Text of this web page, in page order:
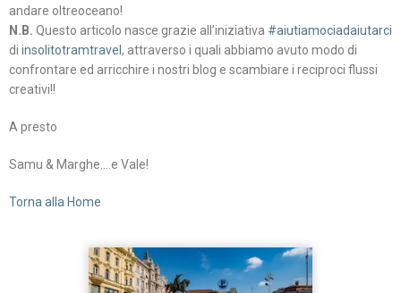
andare oltreoceano!
N.B. Questo articolo nasce grazie all’iniziativa #aiutiamociadaiutarci
di insolitotramtravel , attraverso i quali abbiamo avuto modo di
confrontare ed arricchire i nostri blog e scambiare i reciproci flussi
creativi!!
A presto
Samu & Marghe….e Vale!
Torna alla Home